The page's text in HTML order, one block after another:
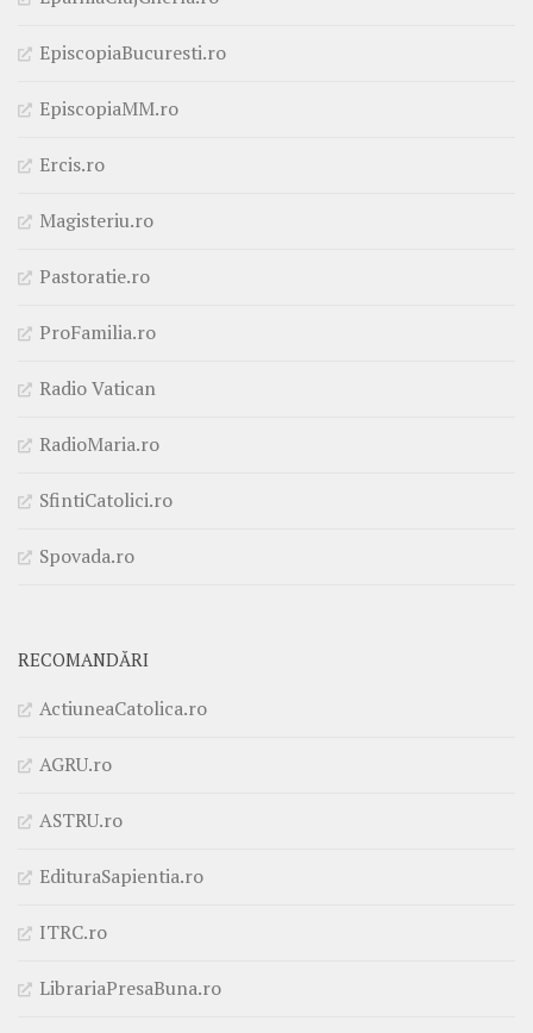
EpiscopiaBucuresti.ro
EpiscopiaMM.ro
Ercis.ro
Magisteriu.ro
Pastoratie.ro
ProFamilia.ro
Radio Vatican
RadioMaria.ro
SfintiCatolici.ro
Spovada.ro
RECOMANDĂRI
ActiuneaCatolica.ro
AGRU.ro
ASTRU.ro
EdituraSapientia.ro
ITRC.ro
LibrariaPresaBuna.ro